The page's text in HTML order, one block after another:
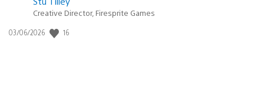
:
Creative Director, Firesprite Games
Date
03/06/2026 16